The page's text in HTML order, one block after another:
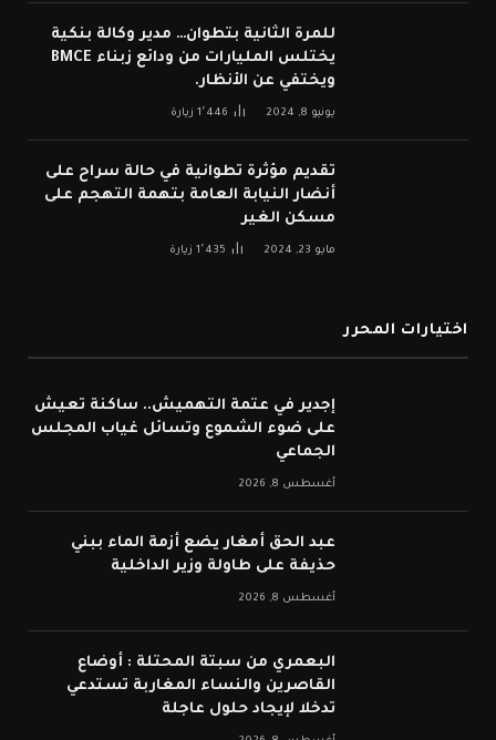
للمرة الثانية بتطوان… مدير وكالة بنكية
يختلس المليارات من ودائع زبناء BMCE
ويختفي عن الأنظار.
يونيو 8, 2024 1٬446 زيارة
تقديم مؤثرة تطوانية في حالة سراح على
أنضار النيابة العامة بتهمة التهجم على
مسكن الغير
مايو 23, 2024 1٬435 زيارة
اختيارات المحرر
إجدير في عتمة التهميش.. ساكنة تعيش
على ضوء الشموع وتسائل غياب المجلس
الجماعي
أغسطس 8, 2026
عبد الحق أمغار يضع أزمة الماء ببني
حذيفة على طاولة وزير الداخلية
أغسطس 8, 2026
البعمري من سبتة المحتلة : أوضاع
القاصرين والنساء المغاربة تستدعي
تدخلا لإيجاد حلول عاجلة